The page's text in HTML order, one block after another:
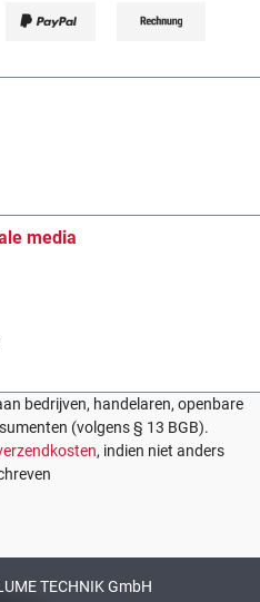
media
bedrijven, handelaren, openbare
(volgens § 13 BGB).
, indien niet anders
TECHNIK GmbH